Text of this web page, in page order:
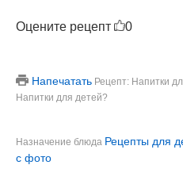
Оцените рецепт 0
Напечатать Рецепт: Напитки
Напитки для детей?
Назначение блюда Рецепты для
с фото